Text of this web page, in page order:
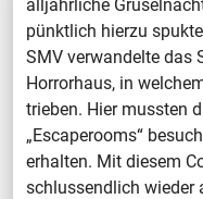
alljährliche
pünktlich hierzu
SMV verwandelte das
Horrorhaus, in
trieben. Hier mussten
„Escaperooms“
erhalten. Mit diesem
schlussendlich wieder